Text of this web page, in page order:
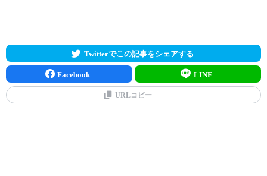
Twitterでこの記事をシェアする
Facebook LINE
URLコピー